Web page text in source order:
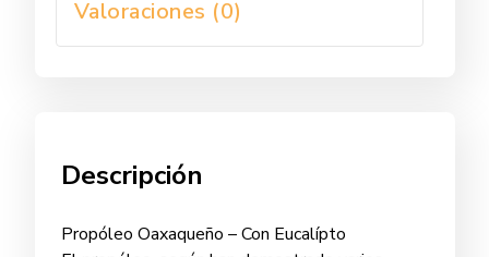
Valoraciones (0)
Descripción
Propóleo Oaxaqueño – Con Eucalípto